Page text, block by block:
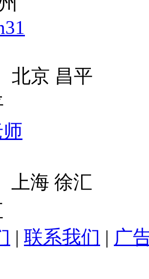
北京 昌平
上海 徐汇
| 联系我们 | 广